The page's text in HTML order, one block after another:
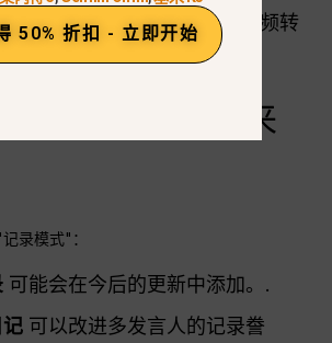
限制有助于用户高效地规划音频转
音频转录的未来
录模式"：
可能会在今后的更新中添加。.
可以改进多发言人的记录誊
50% 折扣 - 立即开始